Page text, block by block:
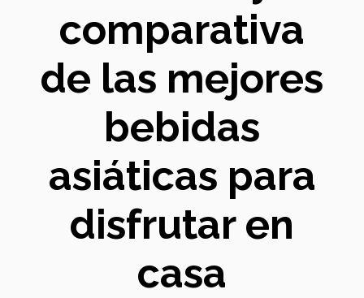
comparativa
de las mejores
bebidas
asiáticas para
disfrutar en
casa